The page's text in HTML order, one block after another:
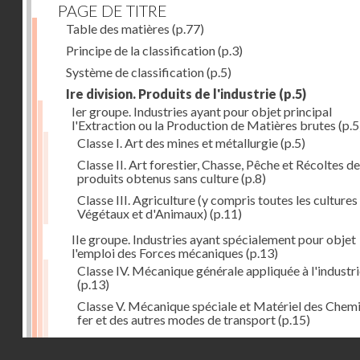
PAGE DE TITRE
Table des matières (p.77)
Principe de la classification(p.3)
Système de classification(p.5)
Ire division. Produits de l'industrie (p.5)
Ier groupe. Industries ayant pour objet principal
l'Extraction ou la Production de Matières brutes
Classe I. Art des mines et métallurgie(p.5)
Classe II. Art forestier, Chasse, Pêche et Récoltes de
produits obtenus sans culture(p.8)
Classe III. Agriculture (y compris toutes les cultures
Végétaux et d'Animaux) (p.11)
IIe groupe. Industries ayant spécialement pour objet
l'emploi des Forces mécaniques (p.13)
Classe IV. Mécanique générale appliquée à
(p.13)
Classe V. Mécanique spéciale et Matériel des
fer et des autres modes de transport(p.15)
Classe VI. Mécanique spéciale et Matériel des